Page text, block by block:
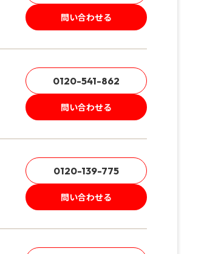
問い合わせる
0120-541-862
問い合わせる
0120-139-775
問い合わせる